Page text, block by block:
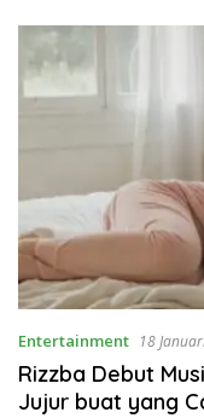
Entertainment 18
Rizzba Debut
Jujur buat yang